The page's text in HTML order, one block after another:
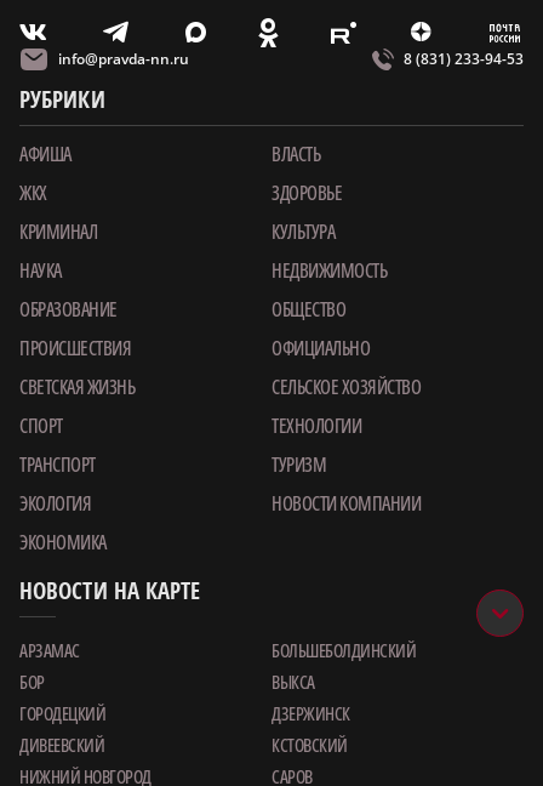
V T X O E Z m
info@pravda-nn.ru 8 (831) 233-94-53
РУБРИКИ
АФИША
ВЛАСТЬ
ЖКХ
ЗДОРОВЬЕ
КРИМИНАЛ
КУЛЬТУРА
НАУКА
НЕДВИЖИМОСТЬ
ОБРАЗОВАНИЕ
ОБЩЕСТВО
ПРОИСШЕСТВИЯ
ОФИЦИАЛЬНО
СВЕТСКАЯ ЖИЗНЬ
СЕЛЬСКОЕ ХОЗЯЙСТВО
СПОРТ
ТЕХНОЛОГИИ
ТРАНСПОРТ
ТУРИЗМ
ЭКОЛОГИЯ
НОВОСТИ КОМПАНИИ
ЭКОНОМИКА
НОВОСТИ НА КАРТЕ
АРЗАМАС
БОЛЬШЕБОЛДИНСКИЙ
БОР
ВЫКСА
ГОРОДЕЦКИЙ
ДЗЕРЖИНСК
ДИВЕЕВСКИЙ
КСТОВСКИЙ
НИЖНИЙ НОВГОРОД
САРОВ